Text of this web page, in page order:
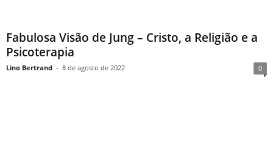
Fabulosa Visão de Jung – Cristo, a Religião e a
Psicoterapia
Lino Bertrand - 8 de agosto de 2022 0